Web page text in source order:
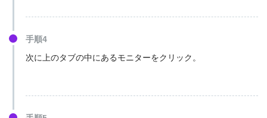
手順4
次に上のタブの中にあるモニターをクリック。